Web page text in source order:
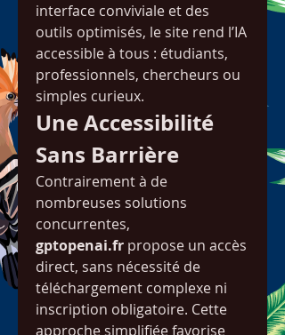
interface conviviale et des
outils optimisés, le site rend l’IA
accessible à tous : étudiants,
professionnels, chercheurs ou
simples curieux.
Une Accessibilité
Sans Barrière
Contrairement à de
nombreuses solutions
gptopenai.fr propose un accès
direct, sans nécessité de
téléchargement complexe ni
inscription obligatoire. Cette
approche simplifiée favorise